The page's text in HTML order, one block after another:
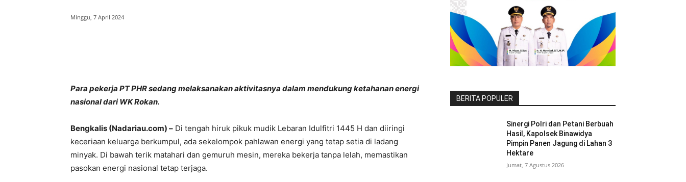
Minggu, 7 April 2024
Para pekerja PT PHR sedang melaksanakan aktivitasnya dalam mendukung ketahanan energi
nasional dari WK Rokan.
Bengkalis (Nadariau.com) – Di tengah hiruk pikuk mudik Lebaran Idulfitri 1445 H dan diiringi
keceriaan keluarga berkumpul, ada sekelompok pahlawan energi yang tetap setia di ladang
minyak. Di bawah terik matahari dan gemuruh mesin, mereka bekerja tanpa lelah, memastikan
pasokan energi nasional tetap terjaga.
BERITA POPULER
Sinergi Polri dan Petani Berbuah
Hasil, Kapolsek Binawidya
Pimpin Panen Jagung di Lahan 3
Hektare
Jumat, 7 Agustus 2026